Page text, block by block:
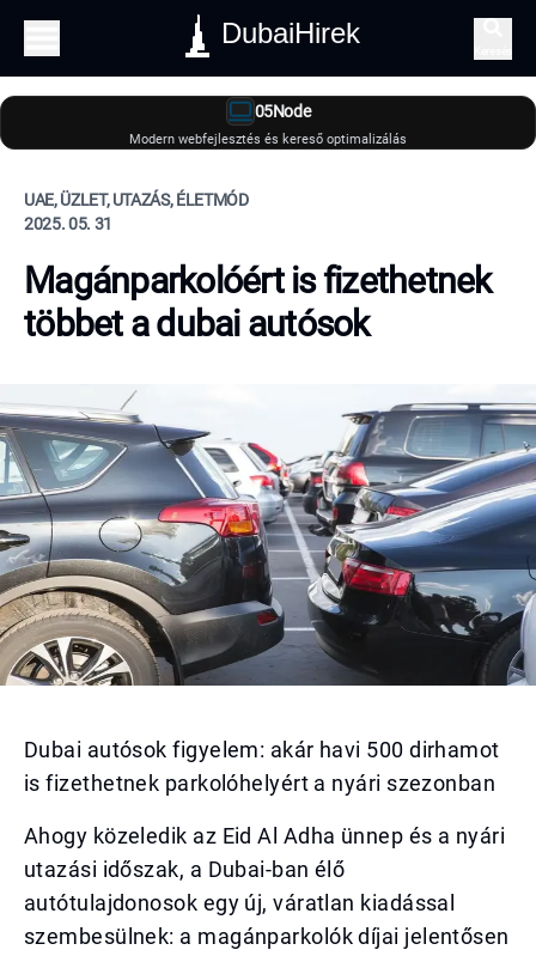
DubaiHirek
05Node
Modern webfejlesztés és kereső optimalizálás
UAE, ÜZLET, UTAZÁS, ÉLETMÓD
2025. 05. 31
Magánparkolóért is fizethetnek
többet a dubai autósok
Dubai autósok figyelem: akár havi 500 dirhamot
is fizethetnek parkolóhelyért a nyári szezonban
Ahogy közeledik az Eid Al Adha ünnep és a nyári
utazási időszak, a Dubai-ban élő
autótulajdonosok egy új, váratlan kiadással
szembesülnek: a magánparkolók díjai jelentősen